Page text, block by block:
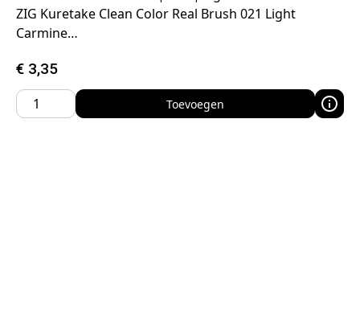
ZIG Kuretake Clean Color Real Brush 021 Light
Carmine…
€ 3,35
Toevoegen